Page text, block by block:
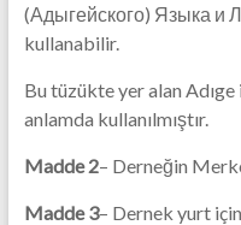
(Адыгейского) Языка и
kullanabilir.
Bu tüzükte yer alan
anlamda kullanılmıştır.
Madde 2– Derneğin
Madde 3– Dernek yurt